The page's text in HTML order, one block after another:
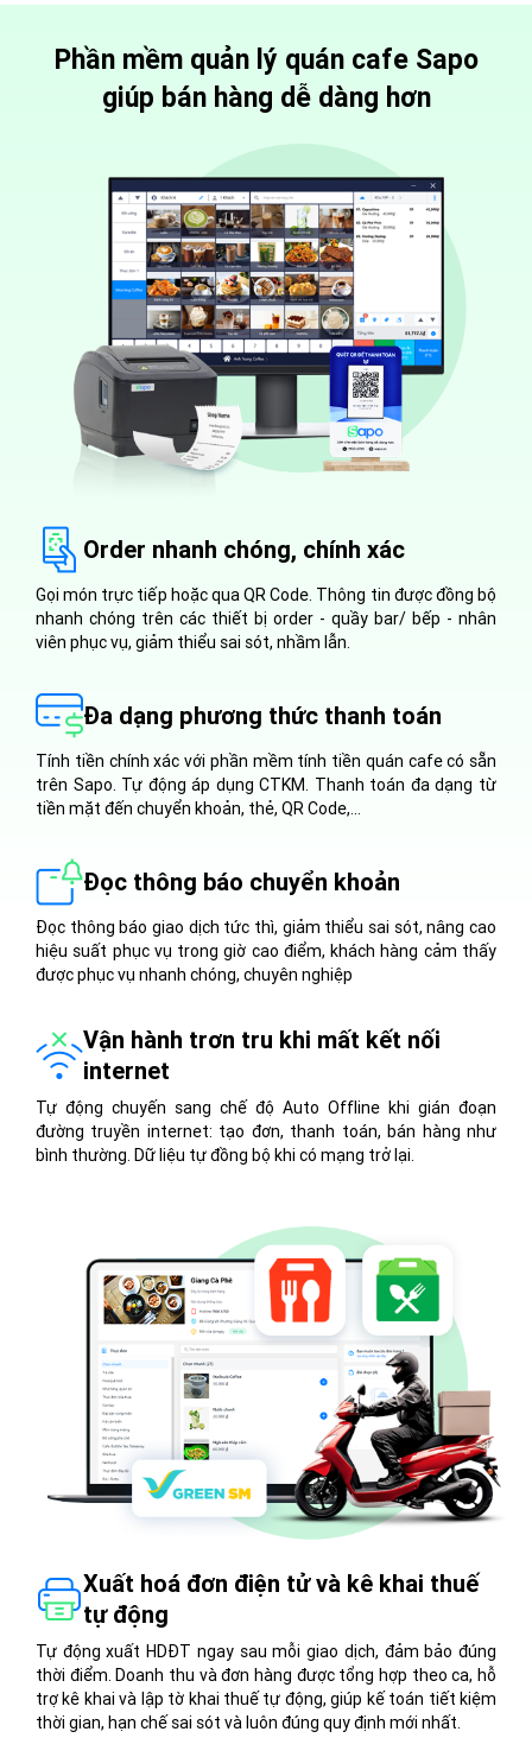
Phần mềm quản lý quán cafe Sapo
giúp bán hàng dễ dàng hơn
Order nhanh chóng, chính xác
Gọi món trực tiếp hoặc qua QR Code. Thông tin được đồng bộ
nhanh chóng trên các thiết bị order - quầy bar/ bếp - nhân
viên phục vụ, giảm thiểu sai sót, nhầm lẫn.
Đa dạng phương thức thanh toán
Tính tiền chính xác với phần mềm tính tiền quán cafe có sẵn
trên Sapo. Tự động áp dụng CTKM. Thanh toán đa dạng từ
tiền mặt đến chuyển khoản, thẻ, QR Code,...
Đọc thông báo chuyển khoản
Đọc thông báo giao dịch tức thì, giảm thiểu sai sót, nâng cao
hiệu suất phục vụ trong giờ cao điểm, khách hàng cảm thấy
được phục vụ nhanh chóng, chuyên nghiệp
Vận hành trơn tru khi mất kết nối
internet
Tự động chuyến sang chế độ Auto Offline khi gián đoạn
đường truyền internet: tạo đơn, thanh toán, bán hàng như
bình thường. Dữ liệu tự đồng bộ khi có mạng trở lại.
Xuất hoá đơn điện tử và kê khai thuế
tự động
Tự động xuất HDĐT ngay sau mỗi giao dịch, đảm bảo đúng
thời điểm. Doanh thu và đơn hàng được tổng hợp theo ca, hỗ
trợ kê khai và lập tờ khai thuế tự động, giúp kế toán tiết kiệm
thời gian, hạn chế sai sót và luôn đúng quy định mới nhất.